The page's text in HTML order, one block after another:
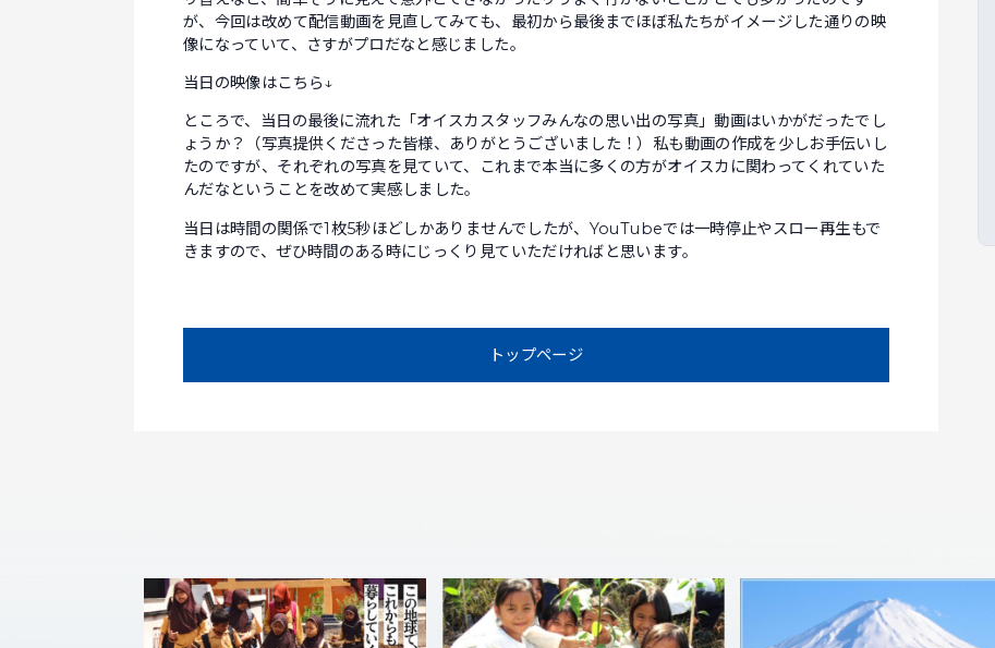
が、今回は改めて配信動画を見直してみても、最初から最後までほぼ私たちがイメージした通りの映
像になっていて、さすがプロだなと感じました。
当日の映像はこちら↓
ところで、当日の最後に流れた「オイスカスタッフみんなの思い出の写真」動画はいかがだったでし
ょうか？（写真提供くださった皆様、ありがとうございました！）私も動画の作成を少しお手伝いし
たのですが、それぞれの写真を見ていて、これまで本当に多くの方がオイスカに関わってくれていた
んだなということを改めて実感しました。
当日は時間の関係で1枚5秒ほどしかありませんでしたが、YouTubeでは一時停止やスロー再生もで
きますので、ぜひ時間のある時にじっくり見ていただければと思います。
トップページ